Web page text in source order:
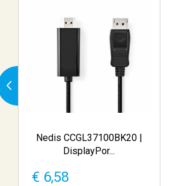
Nedis CCGL37100BK20 |
DisplayPor...
€ 6,58